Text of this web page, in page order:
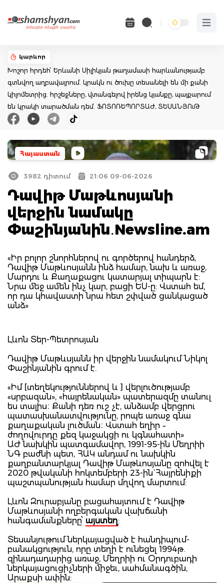
Open
կարևոր
Խոշոր հրդեհ՝ Երևանի Սիլիկյան թաղամասի հարևանությամբ
գտնվող աղբավայրում. կրակն ու ծուխը տեսանելի են մի քանի
կիլոմետրից. հրշեջները, վտանգելով իրենց կյանքը, պայքարում
են կրակի տարածման դեմ. ՖՈՏՈՌԵՊՈՐՏԱԺ, ՏԵՍԱՆՅՈւԹ
Հայաստան
3982 դիտում 21:06 09-06-2026
Դավիթ Մաթևոսյանի
վերջին նամակը
Փաշինյանին․Newsline.am
«Իր բոլոր շնորհներով ու գործերով հանդերձ,
Դավիթ Մաթևոսյանն ինձ համար, նախ և առաջ,
Մարդու և Քաղաքացու կատարյալ տիպարն է:
Նրա մեջ ամեն ինչ կար, բացի ԵՍ-ը: Վստահ եմ,
որ դա կհավաստի նրա հետ շփված ցանկացած
անձ»
Լևոն Տեր-Պետրոսյան
Դավիթ Մաթևսյանն իր վերջին նամակում Նիկոլ
Փաշինյանին գրում է.
«Իմ [տեղեկություններով և ] վերլուծությամբ
«սրբազան», «հայրենական» պատերազմը տանուլ
ես տալիս։ Քանի դեռ ուշ չէ, անձամբ վերցրու
պատասխանատվությունը, րոպե առաջ գնա
քաղաքական լուծման։ Վստահ եղիր ֊
ժողովուրդը քեզ կաջակցի ու կգնահատի»
ԱԺ նախկին պատգամավոր, 1991-95-ին Մեղրիի
ՆԳ բաժնի պետ, ՀԱԿ անդամ ու նախկին
քաղբանտարկյալ Դավիթ Մաթևոսյանը զոհվել է
2020 թվականի հոկտեմբերի 23-ին` Հայրենիքի
պաշտպանության համար մղվող մարտում:
Լևոն Զուրաբյանը բացահայտում է Դավիթ
Մաթևոսյանի ողբերգական վախճանի
հանգամանքները՝ այստեղ:
Տեսանյութում ներկայացված է հանդիպում-
բանակցություն, որը տեղի է ունեցել 1994թ.
զինադադարից առաջ, Մեղրիի ու Օրդուբադի
ներկայացուցիչների միջեւ, սահմանագծին,
Արաքսի ափին: